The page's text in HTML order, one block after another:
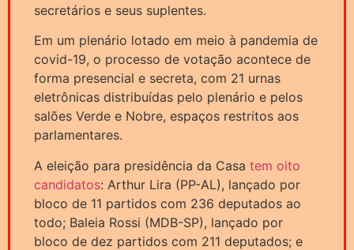
secretários e seus suplentes.
Em um plenário lotado em meio à pandemia de
covid-19, o processo de votação acontece de
forma presencial e secreta, com 21 urnas
eletrônicas distribuídas pelo plenário e pelos
salões Verde e Nobre, espaços restritos aos
parlamentares.
A eleição para presidência da Casa tem oito
candidatos: Arthur Lira (PP-AL), lançado por
bloco de 11 partidos com 236 deputados ao
todo; Baleia Rossi (MDB-SP), lançado por
bloco de dez partidos com 211 deputados; e